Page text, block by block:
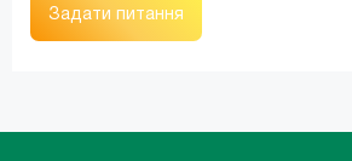
Задати питання